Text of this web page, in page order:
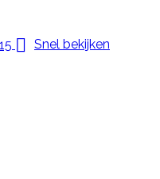
 Snel bekijken